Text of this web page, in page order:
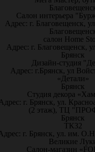
Салон интерьера
Адрес: г. Благовещенск,
салон Home
Адрес: г. Благовещенск,
Брянск
Дизайн-студия
Адрес: г.Брянск, ул
«Детали»
Брянск
Студия декора
г. Брянск, ул.
(2 этаж), ТЦ
Брянск
ТК32
г. Брянск, ул. им.
Великие
Салон-магазин